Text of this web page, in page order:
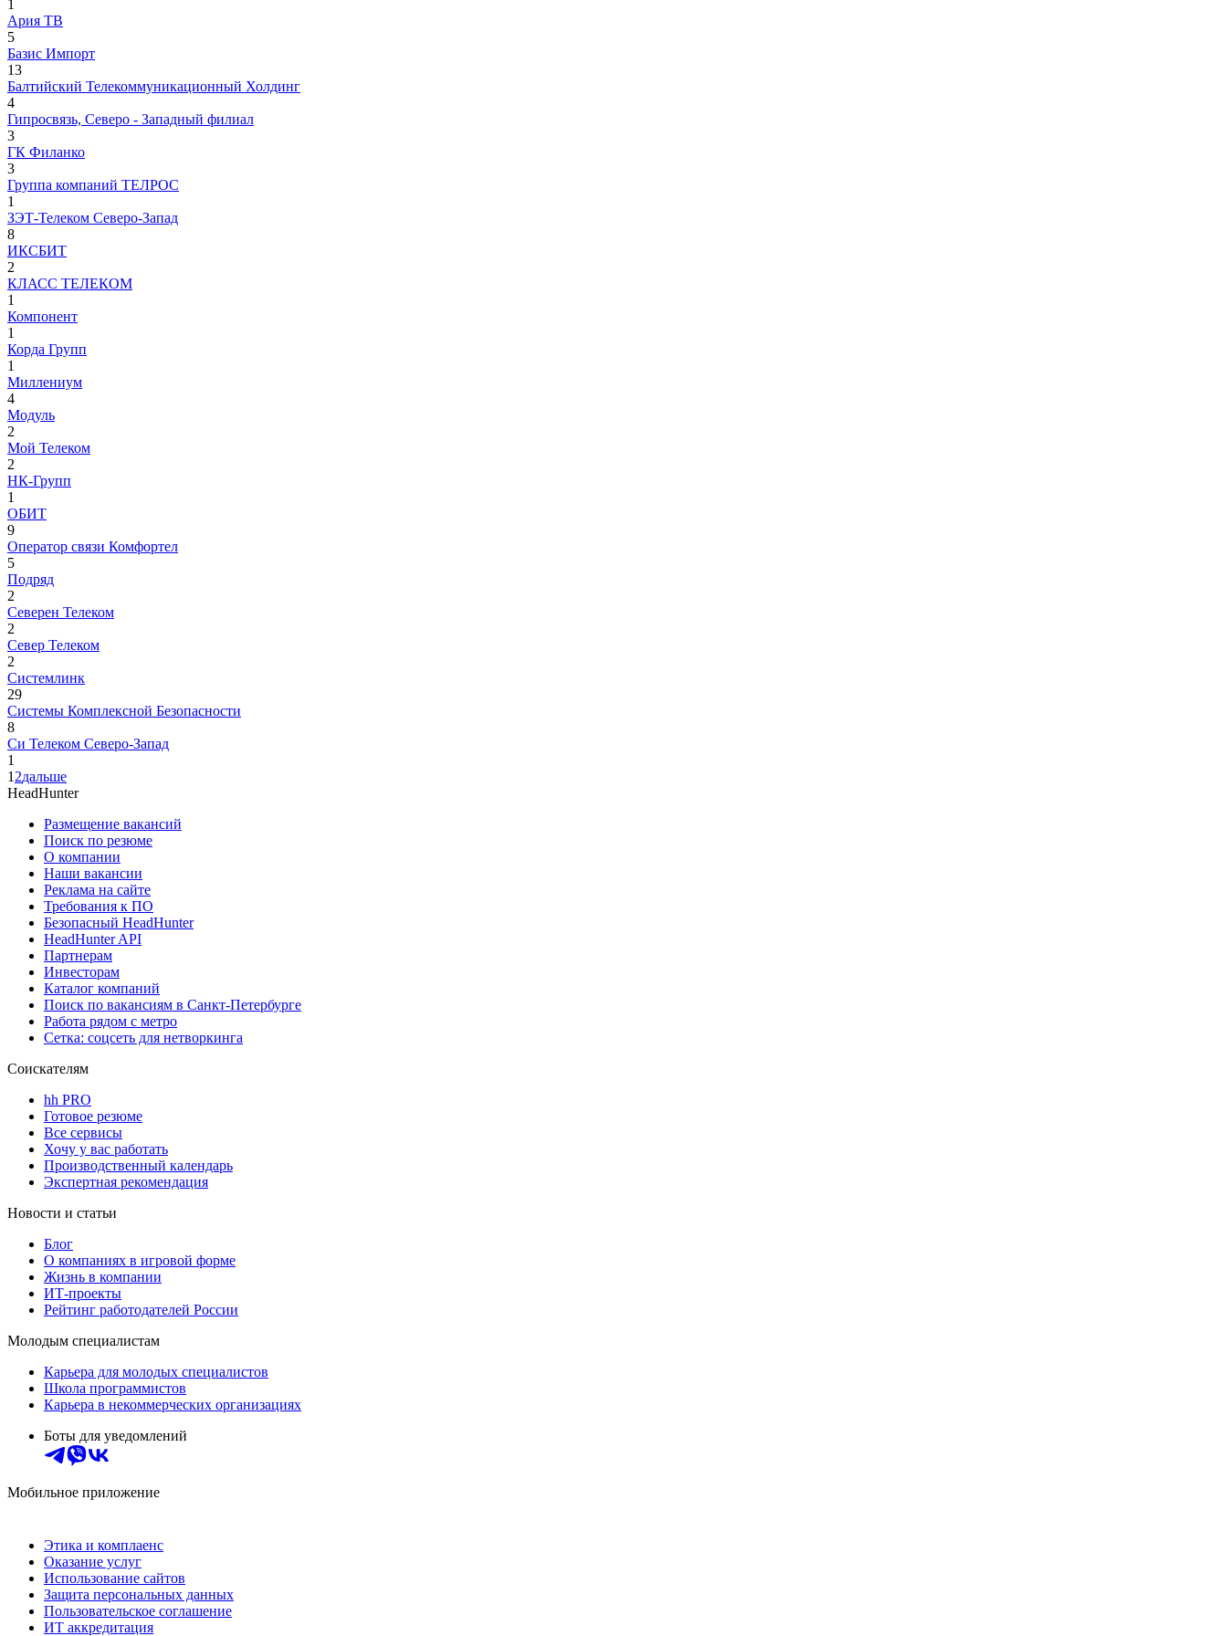
1
Ария ТВ
5
Базис Импорт
13
Балтийский Телекоммуникационный Холдинг
4
Гипросвязь, Северо - Западный филиал
3
ГК Филанко
3
Группа компаний ТЕЛРОС
1
ЗЭТ-Телеком Северо-Запад
8
ИКСБИТ
2
КЛАСС ТЕЛЕКОМ
1
Компонент
1
Корда Групп
1
Миллениум
4
Модуль
2
Мой Телеком
2
НК-Групп
1
ОБИТ
9
Оператор связи Комфортел
5
Подряд
2
Северен Телеком
2
Север Телеком
2
Системлинк
29
Системы Комплексной Безопасности
8
Си Телеком Северо-Запад
1
1 2дальше
HeadHunter
Размещение вакансий
Поиск по резюме
О компании
Наши вакансии
Реклама на сайте
Требования к ПО
Безопасный HeadHunter
HeadHunter API
Партнерам
Инвесторам
Каталог компаний
Поиск по вакансиям в Санкт-Петербурге
Работа рядом с метро
Сетка: соцсеть для нетворкинга
Соискателям
hh PRO
Готовое резюме
Все сервисы
Хочу у вас работать
Производственный календарь
Экспертная рекомендация
Новости и статьи
Блог
О компаниях в игровой форме
Жизнь в компании
ИТ-проекты
Рейтинг работодателей России
Молодым специалистам
Карьера для молодых специалистов
Школа программистов
Карьера в некоммерческих организациях
Боты для уведомлений
Мобильное приложение
Этика и комплаенс
Оказание услуг
Использование сайтов
Защита персональных данных
Пользовательское соглашение
ИТ аккредитация